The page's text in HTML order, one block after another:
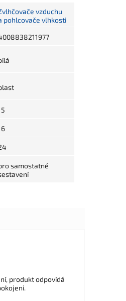
vzduchu
pohlcovače vlhkosti
samostatné
produkt odpovídá